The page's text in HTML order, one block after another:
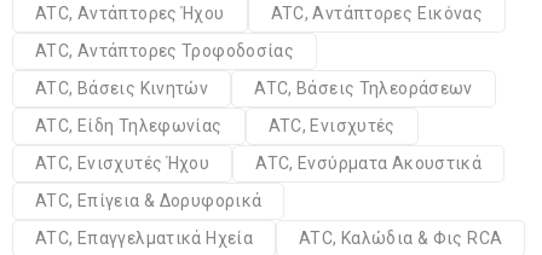
ATC, Αντάπτορες Ήχου
ATC, Αντάπτορες Εικόνας
ATC, Αντάπτορες Τροφοδοσίας
ATC, Βάσεις Κινητών
ATC, Βάσεις Τηλεοράσεων
ATC, Είδη Τηλεφωνίας
ATC, Ενισχυτές
ATC, Ενισχυτές Ήχου
ATC, Ενσύρματα Ακουστικά
ATC, Επίγεια & Δορυφορικά
ATC, Επαγγελματικά Ηχεία
ATC, Καλώδια & Φις RCA